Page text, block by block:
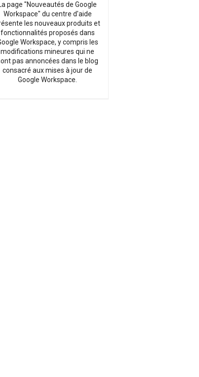
page "Nouveautés de Google
Workspace" du centre d'aide
les nouveaux produits et
fonctionnalités proposés dans
Workspace, y compris les
modifications mineures qui ne
pas annoncées dans le blog
consacré aux mises à jour de
Google Workspace.